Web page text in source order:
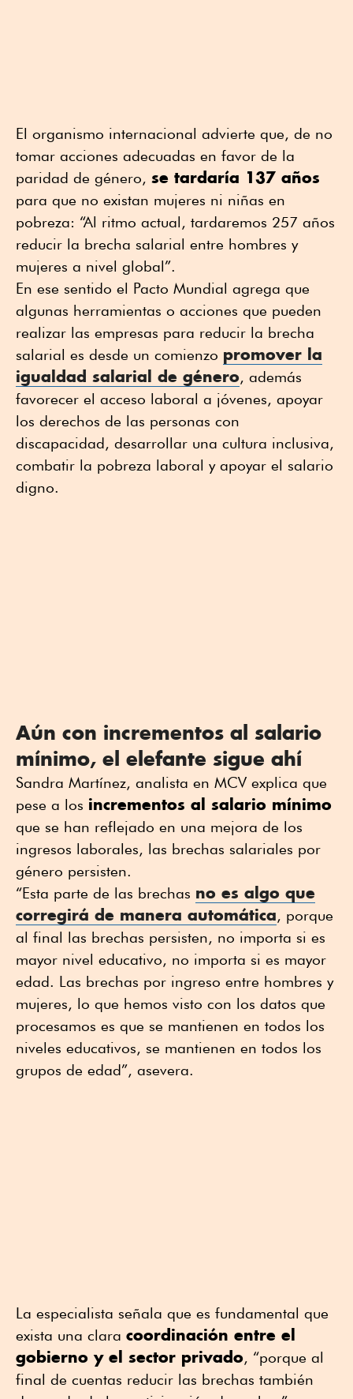
El organismo internacional advierte que, de no
tomar acciones adecuadas en favor de la
paridad de género, se tardaría 137 años
para que no existan mujeres ni niñas en
pobreza: “Al ritmo actual, tardaremos 257 años
reducir la brecha salarial entre hombres y
mujeres a nivel global”.
En ese sentido el Pacto Mundial agrega que
algunas herramientas o acciones que pueden
realizar las empresas para reducir la brecha
salarial es desde un comienzo promover la
igualdad salarial de género, además
favorecer el acceso laboral a jóvenes, apoyar
los derechos de las personas con
discapacidad, desarrollar una cultura inclusiva,
combatir la pobreza laboral y apoyar el salario
digno.
Aún con incrementos al salario
mínimo, el elefante sigue ahí
Sandra Martínez, analista en MCV explica que
pese a los incrementos al salario mínimo
que se han reflejado en una mejora de los
ingresos laborales, las brechas salariales por
género persisten.
“Esta parte de las brechas no es algo que
corregirá de manera automática, porque
al final las brechas persisten, no importa si es
mayor nivel educativo, no importa si es mayor
edad. Las brechas por ingreso entre hombres y
mujeres, lo que hemos visto con los datos que
procesamos es que se mantienen en todos los
niveles educativos, se mantienen en todos los
grupos de edad”, asevera.
La especialista señala que es fundamental que
exista una clara coordinación entre el
gobierno y el sector privado, “porque al
final de cuentas reducir las brechas también